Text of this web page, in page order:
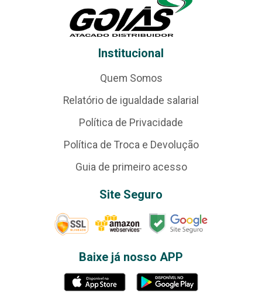
Institucional
Quem Somos
Relatório de igualdade salarial
Política de Privacidade
Política de Troca e Devolução
Guia de primeiro acesso
Site Seguro
Baixe já nosso APP